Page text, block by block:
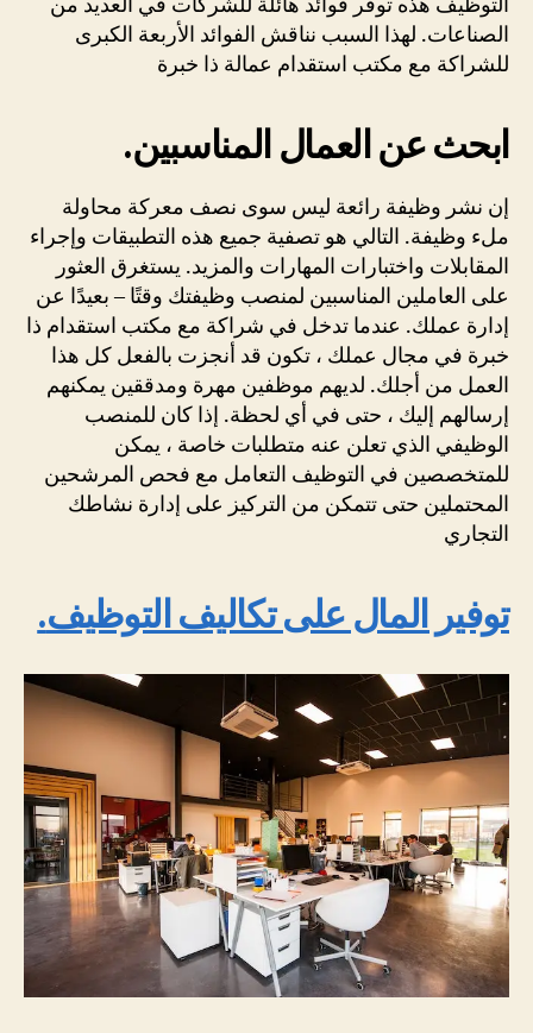
التوظيف هذه توفر فوائد هائلة للشركات في العديد من
الصناعات. لهذا السبب نناقش الفوائد الأربعة الكبرى
للشراكة مع مكتب استقدام عمالة ذا خبرة
.ابحث عن العمال المناسبين
إن نشر وظيفة رائعة ليس سوى نصف معركة محاولة
ملء وظيفة. التالي هو تصفية جميع هذه التطبيقات وإجراء
المقابلات واختبارات المهارات والمزيد. يستغرق العثور
على العاملين المناسبين لمنصب وظيفتك وقتًا – بعيدًا عن
إدارة عملك. عندما تدخل في شراكة مع مكتب استقدام ذا
خبرة في مجال عملك ، تكون قد أنجزت بالفعل كل هذا
العمل من أجلك. لديهم موظفين مهرة ومدققين يمكنهم
إرسالهم إليك ، حتى في أي لحظة. إذا كان للمنصب
الوظيفي الذي تعلن عنه متطلبات خاصة ، يمكن
للمتخصصين في التوظيف التعامل مع فحص المرشحين
المحتملين حتى تتمكن من التركيز على إدارة نشاطك
التجاري
.توفير المال على تكاليف التوظيف